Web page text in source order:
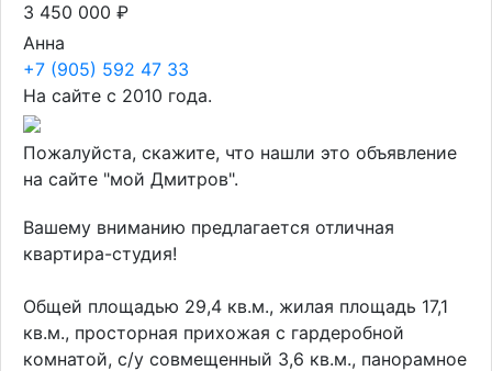
3 450 000 ₽
Анна
+7 (905) 592 47 33
На сайте с 2010 года.
Пожалуйста, скажите, что нашли это объявление
на сайте "мой Дмитров".
Вашему вниманию предлагается отличная
квартира-студия!
Общей площадью 29,4 кв.м., жилая площадь 17,1
кв.м., просторная прихожая с гардеробной
комнатой, с/у совмещенный 3,6 кв.м., панорамное